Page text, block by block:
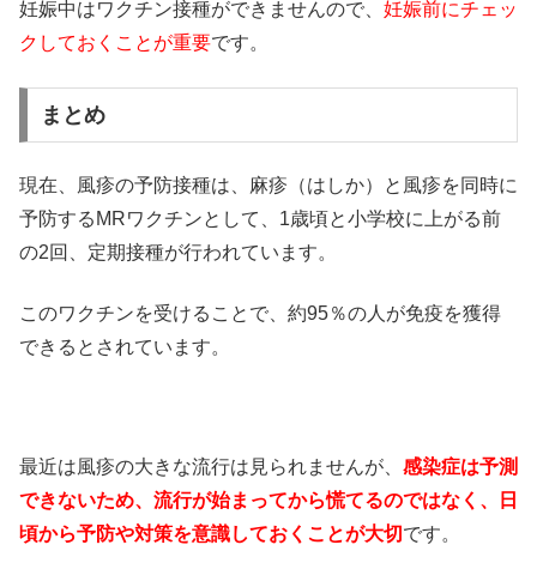
妊娠中はワクチン接種ができませんので、 妊娠前にチェッ
クしておくことが重要です。
まとめ
現在、風疹の予防接種は、麻疹（はしか）と風疹を同時に
予防するMRワクチンとして、1歳頃と小学校に上がる前
の2回、定期接種が行われています。
このワクチンを受けることで、約95％の人が免疫を獲得
できるとされています。
最近は風疹の大きな流行は見られませんが、 感染症は予測
できないため、流行が始まってから慌てるのではなく、日
頃から予防や対策を意識しておくことが大切です。